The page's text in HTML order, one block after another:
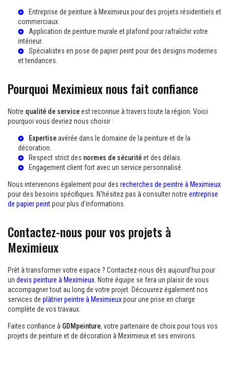
Entreprise de peinture à Meximieuxpour des projets résidentiels et
commerciaux.
Application de peinture murale etplafond pour rafraîchir votre
intérieur.
Spécialistes en pose de papier peintpour des designs modernes
et tendances.
Pourquoi Meximieux nous fait confiance
Notre qualité de serviceest reconnue à travers toute la région. Voici
pourquoi vous devriez nous choisir :
Expertiseavérée dans le domaine de la peinture et de la
décoration.
Respect strict des normes de sécuritéet des délais.
Engagement client fort avec un service personnalisé.
Nous intervenons également pour des recherches de peintre à Meximieux
pour des besoins spécifiques. N'hésitez pas à consulter notre entreprise
de papier peintpour plus d'informations.
Contactez-nous pour vos projets à
Meximieux
Prêt à transformer votre espace ? Contactez-nous dès aujourd'hui pour
un devis peinture à Meximieux. Notre équipe se fera un plaisir de vous
accompagner tout au long de votre projet. Découvrez également nos
services de plâtrier peintre à Meximieuxpour une prise en charge
complète de vos travaux.
Faites confiance à GDMpeinture, votre partenaire de choix pour tous vos
projets de peinture et de décoration à Meximieux et ses environs.